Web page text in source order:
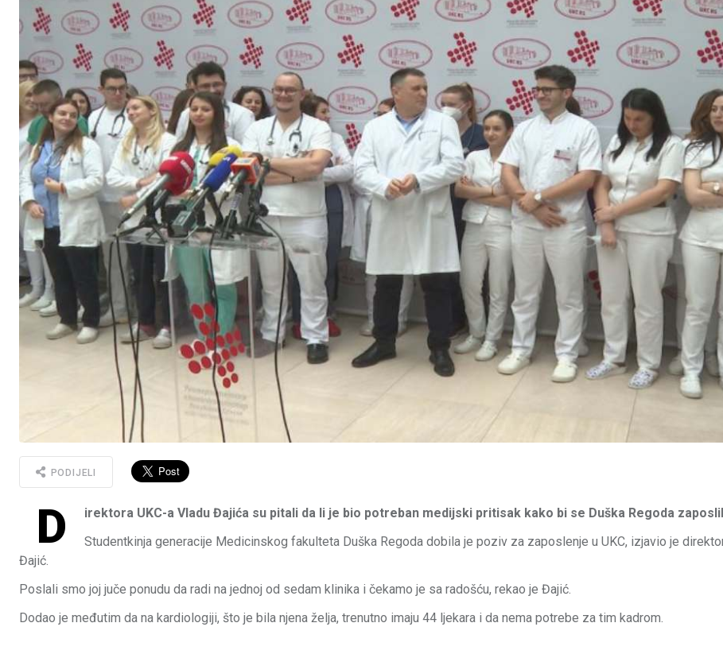
PODIJELI
D
irektora UKC-a Vladu Đajića su pitali da li je bio potreban medijski pritisak kako bi se Duška Regoda
Studentkinja generacije Medicinskog fakulteta Duška Regoda dobila je poziv za zaposlenje u UKC, izjavio je
Đajić.
Poslali smo joj juče ponudu da radi na jednoj od sedam klinika i čekamo je sa radošću, rekao je Đajić.
Dodao je međutim da na kardiologiji, što je bila njena želja, trenutno imaju 44 ljekara i da nema potrebe za tim kadrom.